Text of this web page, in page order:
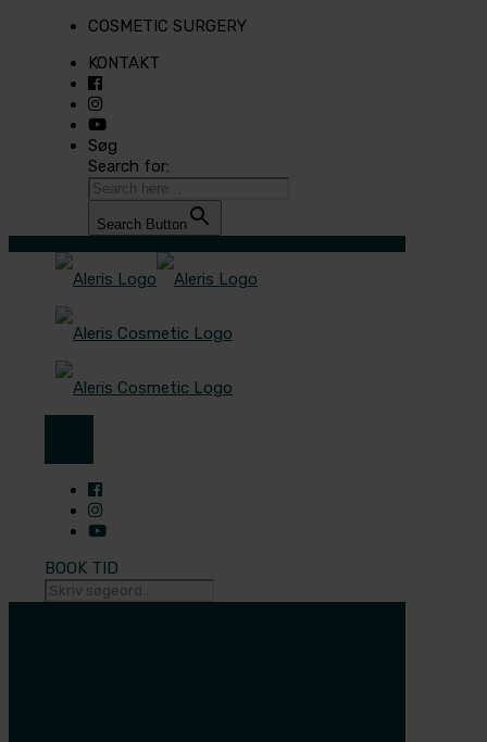
COSMETIC SURGERY
KONTAKT
Søg
Search for:
Search Button
BOOK TID